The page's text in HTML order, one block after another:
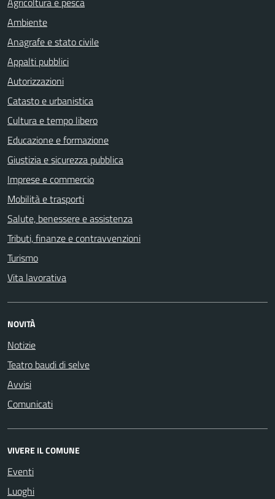
Ambiente
Anagrafe e stato civile
Appalti pubblici
Autorizzazioni
Catasto e urbanistica
Cultura e tempo libero
Educazione e formazione
Giustizia e sicurezza pubblica
Imprese e commercio
Mobilità e trasporti
Salute, benessere e assistenza
Tributi, finanze e contravvenzioni
Turismo
Vita lavorativa
NOVITÀ
Notizie
Teatro baudi di selve
Avvisi
Comunicati
VIVERE IL COMUNE
Eventi
Luoghi